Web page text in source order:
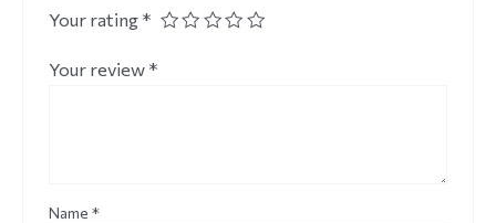
Your rating *
Your review *
Name *